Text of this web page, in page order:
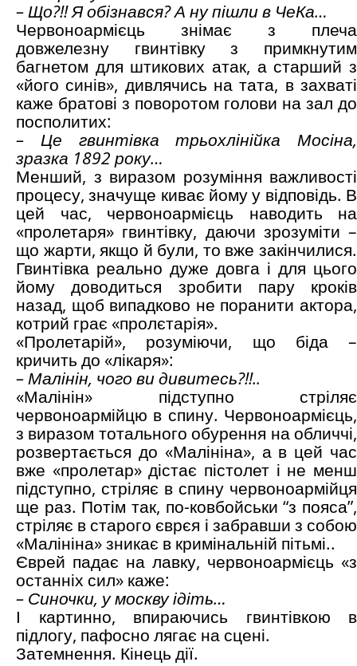
– Що?!! Я обізнався? А ну пішли в ЧеКа…
Червоноармієць знімає з плеча
довжелезну гвинтівку з примкнутим
багнетом для штикових атак, а старший з
«його синів», дивлячись на тата, в захваті
каже братові з поворотом голови на зал до
посполитих:
– Це гвинтівка трьохлінійка Мосіна,
зразка 1892 року…
Менший, з виразом розуміння важливості
процесу, значуще киває йому у відповідь. В
цей час, червоноармієць наводить на
«пролетаря» гвинтівку, даючи зрозуміти –
що жарти, якщо й були, то вже закінчилися.
Гвинтівка реально дуже довга і для цього
йому доводиться зробити пару кроків
назад, щоб випадково не поранити актора,
котрий грає «пролєтарія».
«Пролетарій», розуміючи, що біда –
кричить до «лікаря»:
– Малінін, чого ви дивитесь?!!..
«Малінін» підступно стріляє
червоноармійцю в спину. Червоноармієць,
з виразом тотального обурення на обличчі,
розвертається до «Малініна», а в цей час
вже «пролетар» дістає пістолет і не менш
підступно, стріляє в спину червоноармійця
ще раз. Потім так, по-ковбойськи “з пояса”,
стріляє в старого єврєя і забравши з собою
«Малініна» зникає в кримінальній пітьмі..
Єврей падає на лавку, червоноармієць «з
останніх сил» каже:
– Синочки, у москву ідіть…
І картинно, впираючись гвинтівкою в
підлогу, пафосно лягає на сцені.
Затемнення. Кінець дії.